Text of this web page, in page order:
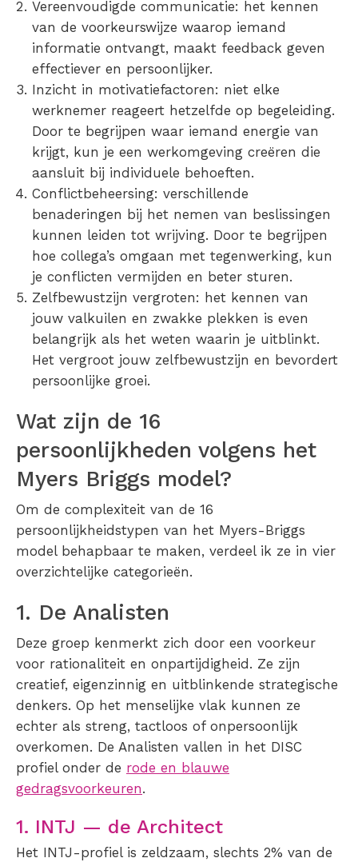
Vereenvoudigde communicatie: het kennen
van de voorkeurswijze waarop iemand
informatie ontvangt, maakt feedback geven
effectiever en persoonlijker.
Inzicht in motivatiefactoren: niet elke
werknemer reageert hetzelfde op begeleiding.
Door te begrijpen waar iemand energie van
krijgt, kun je een werkomgeving creëren die
aansluit bij individuele behoeften.
Conflictbeheersing: verschillende
benaderingen bij het nemen van beslissingen
kunnen leiden tot wrijving. Door te begrijpen
hoe collega’s omgaan met tegenwerking, kun
je conflicten vermijden en beter sturen.
Zelfbewustzijn vergroten: het kennen van
jouw valkuilen en zwakke plekken is even
belangrijk als het weten waarin je uitblinkt.
Het vergroot jouw zelfbewustzijn en bevordert
persoonlijke groei.
Wat zijn de 16
persoonlijkheden volgens het
Myers Briggs model?
Om de complexiteit van de 16
persoonlijkheidstypen van het Myers-Briggs
model behapbaar te maken, verdeel ik ze in vier
overzichtelijke categorieën.
1. De Analisten
Deze groep kenmerkt zich door een voorkeur
voor rationaliteit en onpartijdigheid. Ze zijn
creatief, eigenzinnig en uitblinkende strategische
denkers. Op het menselijke vlak kunnen ze
echter als streng, tactloos of onpersoonlijk
overkomen. De Analisten vallen in het DISC
profiel onder de rode en blauwe
gedragsvoorkeuren.
1. INTJ — de Architect
Het INTJ-profiel is zeldzaam, slechts 2% van de